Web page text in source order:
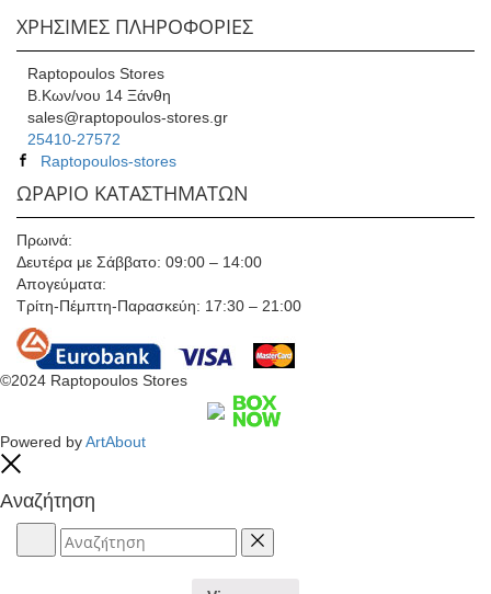
ΧΡΗΣΙΜΕΣ ΠΛΗΡΟΦΟΡΙΕΣ
Raptopoulos Stores
Β.Κων/νου 14 Ξάνθη
sales@raptopoulos-stores.gr
25410-27572
Raptopoulos-stores
ΩΡΑΡΙΟ ΚΑΤΑΣΤΗΜΑΤΩΝ
Πρωινά:
Δευτέρα με Σάββατο: 09:00 – 14:00
Απογεύματα:
Τρίτη-Πέμπτη-Παρασκεύη: 17:30 – 21:00
©2024 Raptopoulos Stores
Powered byArtAbout
Αναζήτηση